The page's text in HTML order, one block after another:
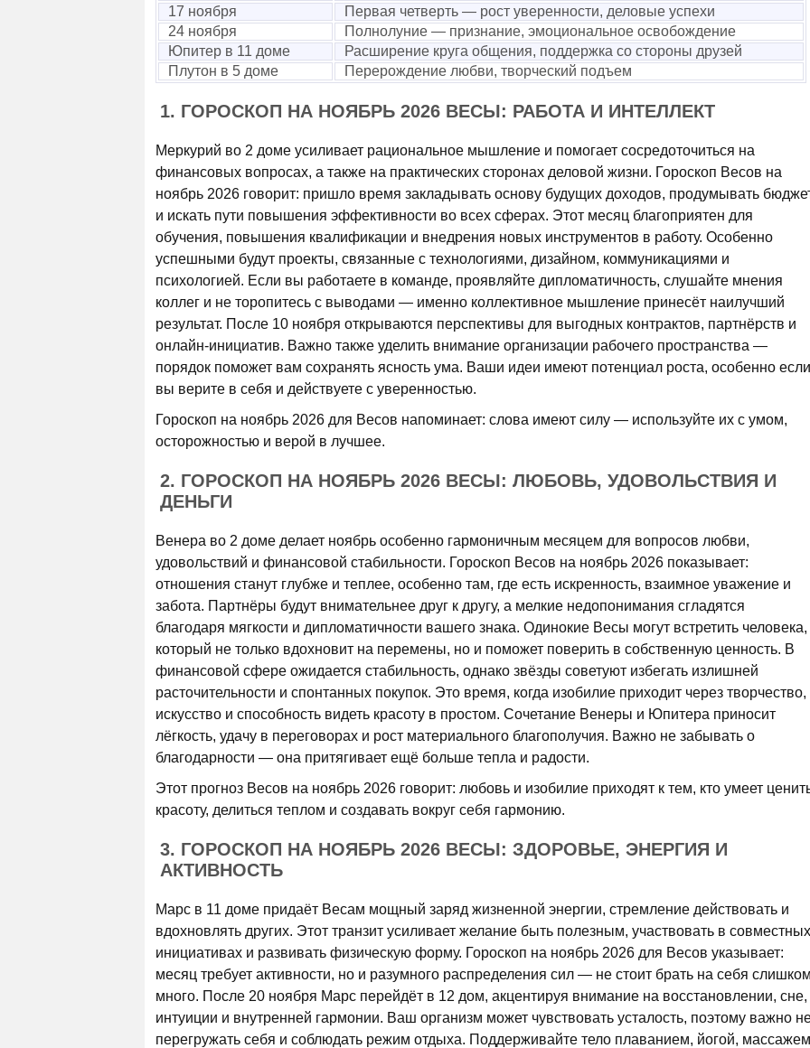
17 ноября
Первая четверть — рост уверенности, деловые успехи
24 ноября
Полнолуние — признание, эмоциональное освобождение
Юпитер в 11 доме
Расширение круга общения, поддержка со стороны друзей
Плутон в 5 доме
Перерождение любви, творческий подъем
1. ГОРОСКОП НА НОЯБРЬ 2026 ВЕСЫ: РАБОТА И ИНТЕЛЛЕКТ
Меркурий во 2 доме усиливает рациональное мышление и помогает сосредоточиться на
финансовых вопросах, а также на практических сторонах деловой жизни. Гороскоп Весов на
ноябрь 2026 говорит: пришло время закладывать основу будущих доходов, продумывать
и искать пути повышения эффективности во всех сферах. Этот месяц благоприятен для
обучения, повышения квалификации и внедрения новых инструментов в работу. Особенно
успешными будут проекты, связанные с технологиями, дизайном, коммуникациями и
психологией. Если вы работаете в команде, проявляйте дипломатичность, слушайте мнения
коллег и не торопитесь с выводами — именно коллективное мышление принесёт наилучший
результат. После 10 ноября открываются перспективы для выгодных контрактов, партнёрств и
онлайн-инициатив. Важно также уделить внимание организации рабочего пространства —
порядок поможет вам сохранять ясность ума. Ваши идеи имеют потенциал роста, особенно если
вы верите в себя и действуете с уверенностью.
Гороскоп на ноябрь 2026 для Весов напоминает: слова имеют силу — используйте их с умом,
осторожностью и верой в лучшее.
2. ГОРОСКОП НА НОЯБРЬ 2026 ВЕСЫ: ЛЮБОВЬ, УДОВОЛЬСТВИЯ И
ДЕНЬГИ
Венера во 2 доме делает ноябрь особенно гармоничным месяцем для вопросов любви,
удовольствий и финансовой стабильности. Гороскоп Весов на ноябрь 2026 показывает:
отношения станут глубже и теплее, особенно там, где есть искренность, взаимное уважение и
забота. Партнёры будут внимательнее друг к другу, а мелкие недопонимания сгладятся
благодаря мягкости и дипломатичности вашего знака. Одинокие Весы могут встретить человека,
который не только вдохновит на перемены, но и поможет поверить в собственную ценность. В
финансовой сфере ожидается стабильность, однако звёзды советуют избегать излишней
расточительности и спонтанных покупок. Это время, когда изобилие приходит через творчество,
искусство и способность видеть красоту в простом. Сочетание Венеры и Юпитера приносит
лёгкость, удачу в переговорах и рост материального благополучия. Важно не забывать о
благодарности — она притягивает ещё больше тепла и радости.
Этот прогноз Весов на ноябрь 2026 говорит: любовь и изобилие приходят к тем, кто умеет
красоту, делиться теплом и создавать вокруг себя гармонию.
3. ГОРОСКОП НА НОЯБРЬ 2026 ВЕСЫ: ЗДОРОВЬЕ, ЭНЕРГИЯ И
АКТИВНОСТЬ
Марс в 11 доме придаёт Весам мощный заряд жизненной энергии, стремление действовать и
вдохновлять других. Этот транзит усиливает желание быть полезным, участвовать в совместных
инициативах и развивать физическую форму. Гороскоп на ноябрь 2026 для Весов указывает:
месяц требует активности, но и разумного распределения сил — не стоит брать на себя
много. После 20 ноября Марс перейдёт в 12 дом, акцентируя внимание на восстановлении, сне,
интуиции и внутренней гармонии. Ваш организм может чувствовать усталость, поэтому важно
перегружать себя и соблюдать режим отдыха. Поддерживайте тело плаванием, йогой,